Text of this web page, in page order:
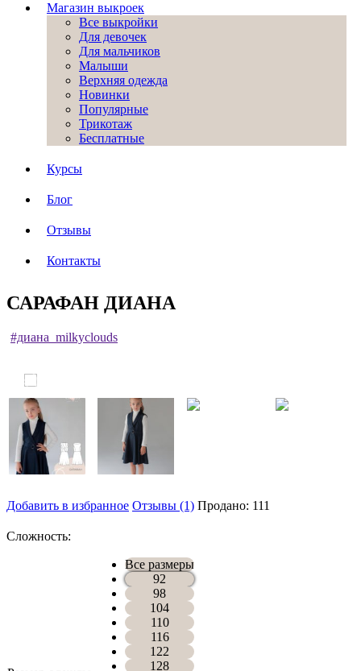
Магазин выкроек
Все выкройки
Для девочек
Для мальчиков
Малыши
Верхняя одежда
Новинки
Популярные
Трикотаж
Бесплатные
Курсы
Блог
Отзывы
Контакты
САРАФАН ДИАНА
#диана_milkyclouds
Добавить в избранное Отзывы (1) Продано: 111
Сложность:
Все размеры
92
98
104
110
116
122
128